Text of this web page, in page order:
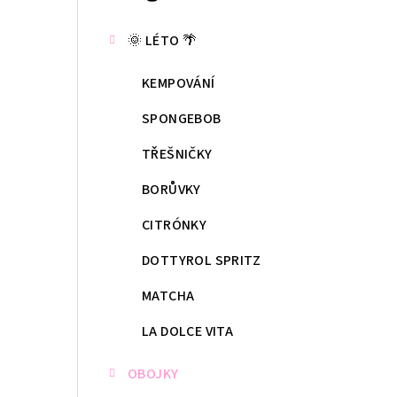
kategorie
🌞 LÉTO 🌴
KEMPOVÁNÍ
SPONGEBOB
TŘEŠNIČKY
BORŮVKY
CITRÓNKY
DOTTYROL SPRITZ
MATCHA
LA DOLCE VITA
OBOJKY